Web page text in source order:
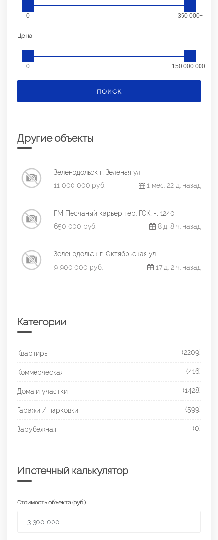
0 350 000+
Цена
0 150 000 000+
ПОИСК
Другие объекты
Зеленодольск г, Зеленая ул
11 000 000 руб.
1 мес. 22 д. назад
ГМ Песчаный карьер тер. ГСК, -, 1240
650 000 руб.
8 д. 8 ч. назад
Зеленодольск г, Октябрьская ул
9 900 000 руб.
17 д. 2 ч. назад
Категории
Квартиры (2209)
Коммерческая (416)
Дома и участки (1428)
Гаражи / парковки (599)
Зарубежная (0)
Ипотечный калькулятор
Стоимость объекта (руб.)